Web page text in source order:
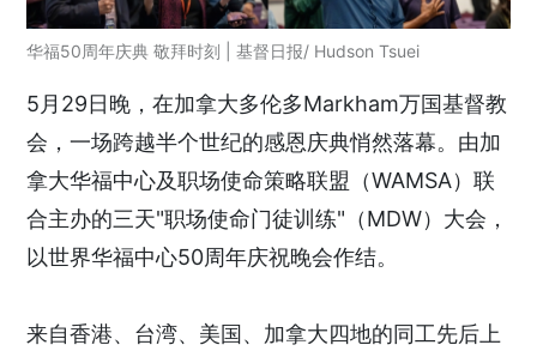
华福50周年庆典 敬拜时刻 | 基督日报/ Hudson Tsuei
5月29日晚，在加拿大多伦多Markham万国基督教
会，一场跨越半个世纪的感恩庆典悄然落幕。由加
拿大华福中心及职场使命策略联盟（WAMSA）联
合主办的三天"职场使命门徒训练"（MDW）大会，
以世界华福中心50周年庆祝晚会作结。
来自香港、台湾、美国、加拿大四地的同工先后上